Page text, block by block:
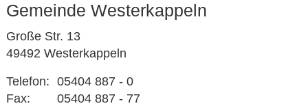
Gemeinde Westerkappeln
Große Str. 13
49492 Westerkappeln
Telefon: 05404 887 - 0
Fax:
05404 887 - 77